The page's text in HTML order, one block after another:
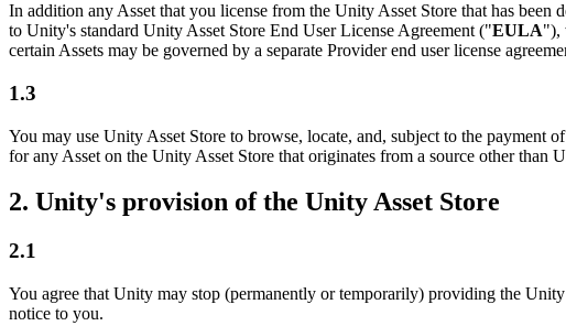
Conecta a los jugadores con los juegos adecuados
Publicitar con Unity
Monetizar con Unity
Casos de uso
Juegos móviles
Juegos independientes
Lanza juegos XR en múltiples plataformas
Juegos multijugador
Simplifica el desarrollo de juegos multijugador
Blog
Actualizaciones, información y consejos técnicos
Novedades
Lleva el poder de Unity a tu institución
Certificaciones
In addition any Asset that you license from the Unity Asset Store that has
to Unity's standard Unity Asset Store End User License Agreement ("EULA"),
certain Assets may be governed by a separate Provider end user license
1.3
You may use Unity Asset Store to browse, locate, and, subject to the payment
for any Asset on the Unity Asset Store that originates from a source other than
2. Unity's provision of the Unity Asset Store
2.1
You agree that Unity may stop (permanently or temporarily) providing the
notice to you.